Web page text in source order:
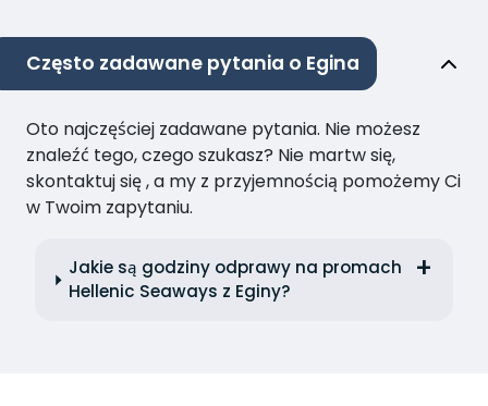
Często zadawane pytania o Egina
Oto najczęściej zadawane pytania. Nie możesz
znaleźć tego, czego szukasz? Nie martw się,
skontaktuj się , a my z przyjemnością pomożemy Ci
w Twoim zapytaniu.
Jakie są godziny odprawy na promach
Hellenic Seaways z Eginy?